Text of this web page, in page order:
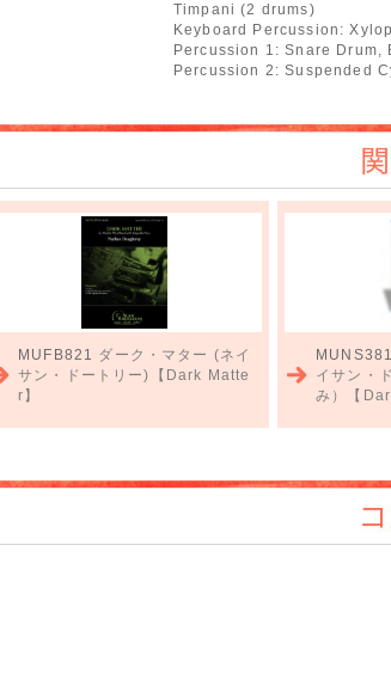
Timpani (2 drums)
Keyboard Percussion:
Percussion 1: Snare Drum,
Percussion 2: Suspended
関
MUFB821 ダーク・マター (ネイ
サン・ドートリー)【Dark Matte
r】
イサン・
み）【
コ